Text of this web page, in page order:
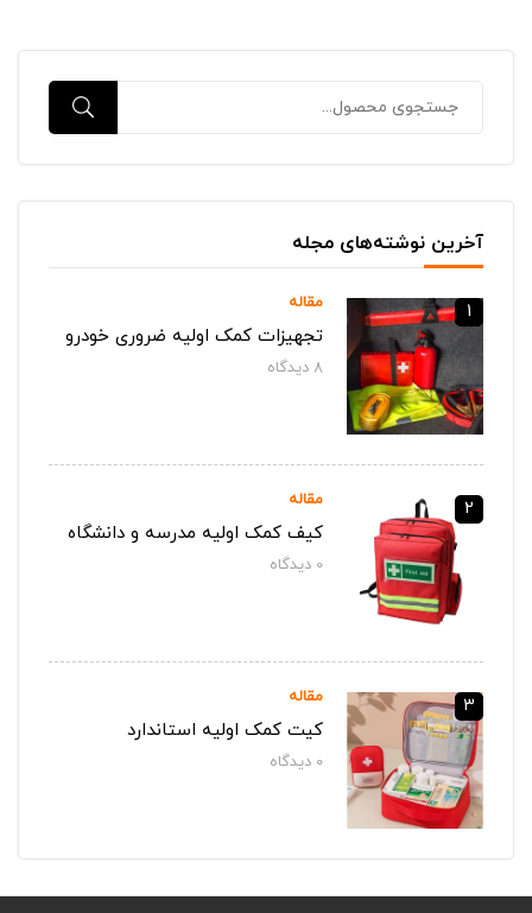
آخرین نوشته‌های مجله
مقاله
تجهیزات کمک اولیه ضروری خودرو
8دیدگاه‌
2 مقاله
کیف کمک اولیه مدرسه و دانشگاه
0دیدگاه‌
3 مقاله
کیت کمک اولیه استاندارد
0دیدگاه‌